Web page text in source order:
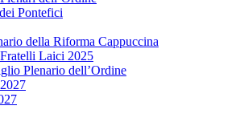
Pontefici
della Riforma Cappuccina
Laici 2025
Plenario dell’Ordine